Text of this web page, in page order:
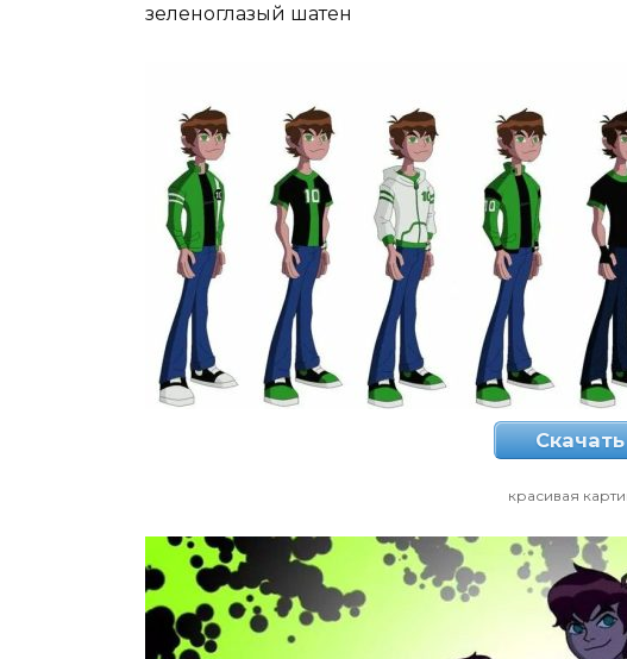
зеленоглазый шатен
Скачать
красивая